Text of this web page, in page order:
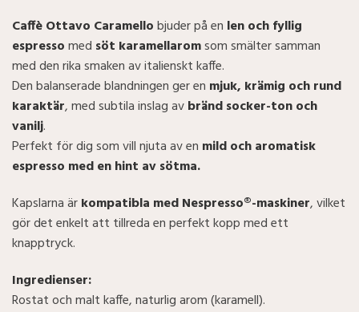
Caffè Ottavo Caramellobjuder på en len och fyllig
espressomed söt karamellaromsom smälter samman
med den rika smaken av italienskt kaffe.
Den balanserade blandningen ger en mjuk, krämig och rund
karaktär, med subtila inslag avbränd socker-ton och
vanilj.
Perfekt för dig som vill njuta av en mild och aromatisk
espresso med en hint av sötma.
Kapslarna ärkompatibla med Nespresso®-maskiner, vilket
gör det enkelt att tillreda en perfekt kopp med ett
knapptryck.
Ingredienser:
Rostat och malt kaffe, naturlig arom (karamell).